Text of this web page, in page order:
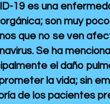
19 es una
son muy
que no se ven
Se ha
el daño
la vida; sin
de los pacientes